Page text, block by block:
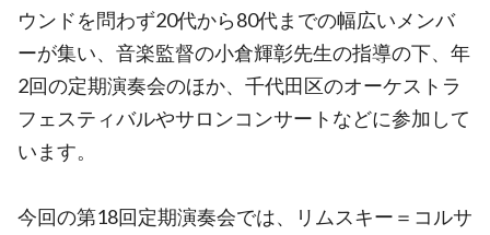
ウンドを問わず20代から80代までの幅広いメンバ
ーが集い、音楽監督の小倉輝彰先生の指導の下、年
2回の定期演奏会のほか、千代田区のオーケストラ
フェスティバルやサロンコンサートなどに参加して
います。
今回の第18回定期演奏会では、リムスキー＝コルサ